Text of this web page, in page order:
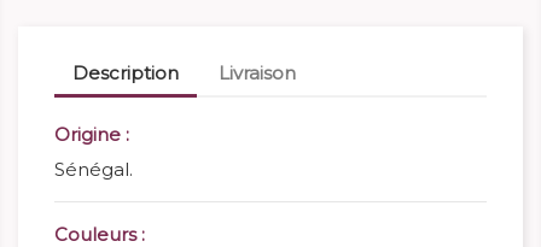
Description Livraison
Origine :
Sénégal.
Couleurs :